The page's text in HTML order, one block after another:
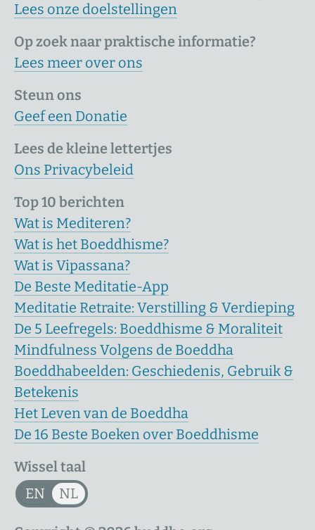
Lees onze doelstellingen
Op zoek naar praktische informatie?
Lees meer over ons
Steun ons
Geef een Donatie
Lees de kleine lettertjes
Ons Privacybeleid
Top 10 berichten
Wat is Mediteren?
Wat is het Boeddhisme?
Wat is Vipassana?
De Beste Meditatie-App
Meditatie Retraite: Verstilling & Verdieping
De 5 Leefregels: Boeddhisme & Moraliteit
Mindfulness Volgens de Boeddha
Boeddhabeelden: Geschiedenis, Gebruik &
Betekenis
Het Leven van de Boeddha
De 16 Beste Boeken over Boeddhisme
Wissel taal
EN
NL